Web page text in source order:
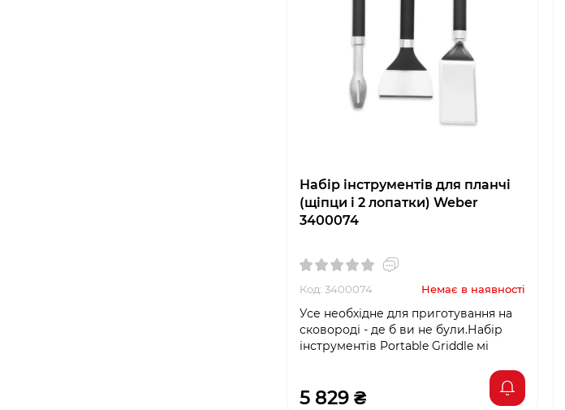
Набір інструментів для планчі
(щіпци і 2 лопатки) Weber
3400074
Код: 3400074 Немає в наявності
Усе необхідне для приготування на
сковороді - де б ви не були.Набір
інструментів Portable Griddle мі
5 829 ₴